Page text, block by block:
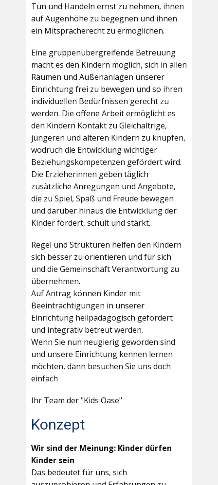
Tun und Handeln ernst zu nehmen, ihnen
auf Augenhöhe zu begegnen und ihnen
ein Mitspracherecht zu ermöglichen.
Eine gruppenübergreifende Betreuung
macht es den Kindern möglich, sich in allen
Räumen und Außenanlagen unserer
Einrichtung frei zu bewegen und so ihren
individuellen Bedürfnissen gerecht zu
werden. Die offene Arbeit ermöglicht es
den Kindern Kontakt zu Gleichaltrige,
jüngeren und älteren Kindern zu knüpfen,
wodruch die Entwicklung wichtiger
Beziehungskompetenzen gefördert wird.
Die Erzieherinnen geben täglich
zusätzliche Anregungen und Angebote,
die zu Spiel, Spaß und Freude bewegen
und darüber hinaus die Entwicklung der
Kinder fördert, schult und stärkt.
Regel und Strukturen helfen den Kindern
sich besser zu orientieren und für sich
und die Gemeinschaft Verantwortung zu
übernehmen.
Auf Antrag können Kinder mit
Beeinträchtigungen in unserer
Einrichtung heilpädagogisch gefördert
und integrativ betreut werden.
Wenn Sie nun neugierig geworden sind
und unsere Einrichtung kennen lernen
möchten, dann besuchen Sie uns doch
einfach
Ihr Team der "Kids Oase"
Konzept
Wir sind der Meinung: Kinder dürfen
Kinder sein
Das bedeutet für uns, sich